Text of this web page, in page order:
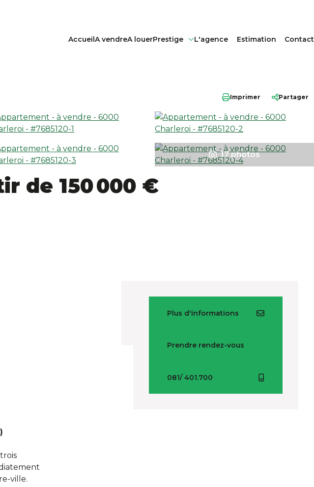
AccueilA vendreA louerPrestige L'agence Estimation Contact
de 150 000 €
Imprimer Partager
17 photos
ville.
Plus d'informations
Prendre rendez-vous
081/ 401.700